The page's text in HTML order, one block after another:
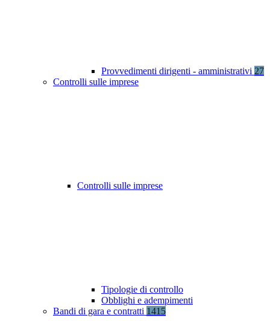
Provvedimenti dirigenti - amministrativi 27
Controlli sulle imprese
Controlli sulle imprese
Tipologie di controllo
Obblighi e adempimenti
Bandi di gara e contratti 1415